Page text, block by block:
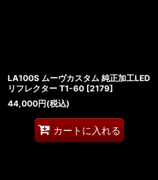
LA100S ムーヴカスタム 純正加工LED
リフレクター T1-60 [2179]
44,000円(税込)
カートに入れる